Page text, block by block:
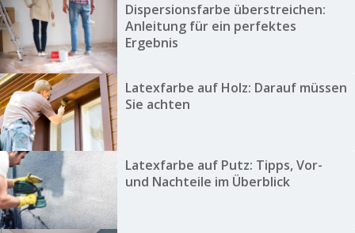
Dispersionsfarbe überstreichen:
Anleitung für ein perfektes
Ergebnis
Latexfarbe auf Holz: Darauf müssen
Sie achten
Latexfarbe auf Putz: Tipps, Vor-
und Nachteile im Überblick